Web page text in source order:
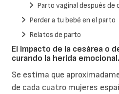
El impacto de la cesárea o
curando la herida emocional.
Se estima que
de cada cuatro mujeres
Parto vaginal después de
Perder a tu bebé en el parto
Relatos de parto